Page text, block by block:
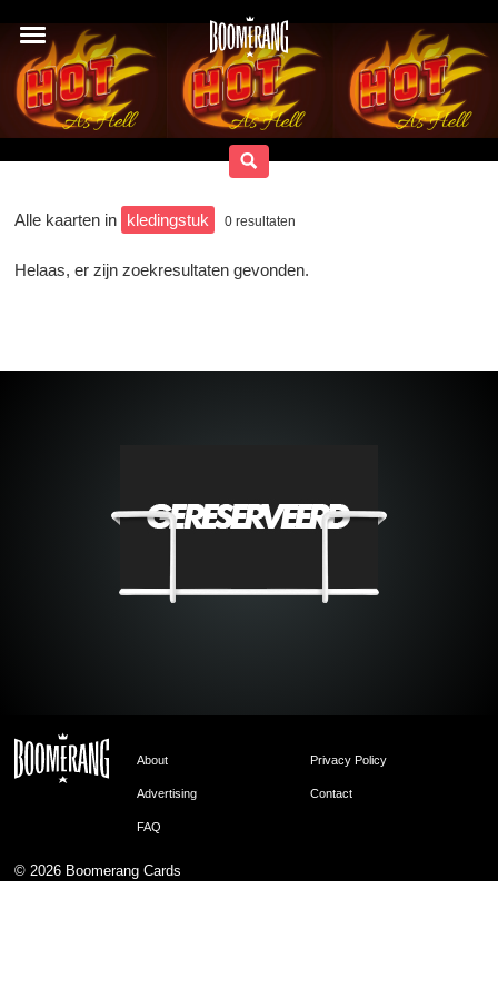
Alle kaarten in kledingstuk 0 resultaten
Helaas, er zijn zoekresultaten gevonden.
About Privacy Policy
Advertising Contact
FAQ
© 2026 Boomerang Cards